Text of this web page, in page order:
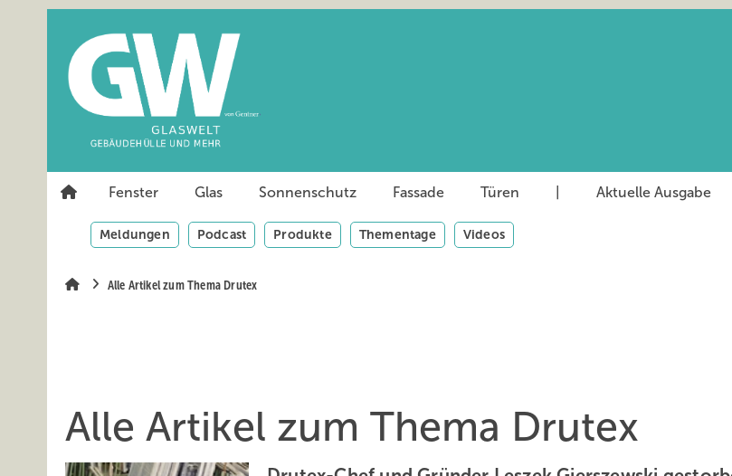
Fenster Glas Sonnenschutz Fassade Türen Aktuelle Ausgabe
Meldungen Podcast Produkte Thementage Videos
Alle Artikel zum Thema Drutex
Alle Artikel zum Thema Drutex